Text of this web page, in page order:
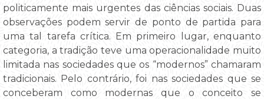
politicamente mais urgentes das ciências sociais. Duas
observações podem servir de ponto de partida para
uma tal tarefa crítica. Em primeiro lugar, enquanto
categoria, a tradição teve uma operacionalidade muito
limitada nas sociedades que os “modernos” chamaram
tradicionais. Pelo contrário, foi nas sociedades que se
conceberam como modernas que o conceito se